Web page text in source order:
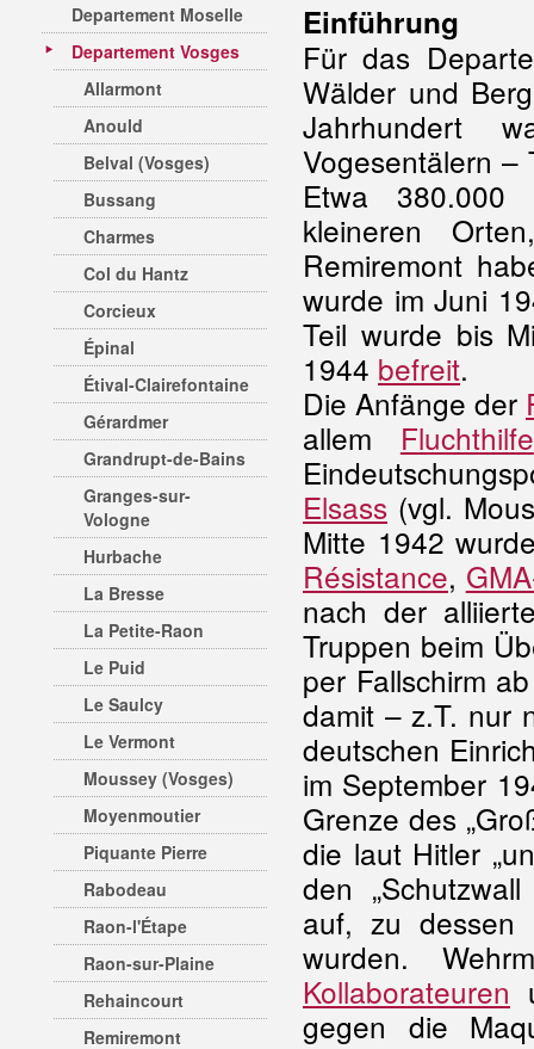
Departement Moselle
Departement Vosges
Allarmont
Anould
Belval (Vosges)
Bussang
Charmes
Col du Hantz
Corcieux
Épinal
Étival-Clairefontaine
Gérardmer
Grandrupt-de-Bains
Granges-sur-
Vologne
Hurbache
La Bresse
La Petite-Raon
Le Puid
Le Saulcy
Le Vermont
Moussey (Vosges)
Moyenmoutier
Piquante Pierre
Rabodeau
Raon-l'Étape
Raon-sur-Plaine
Rehaincourt
Remiremont
Einführung
Für das
Wälder und
Jahrhundert
Vogesentälern –
Etwa 380.000
kleineren
Remiremont
wurde im Juni
Teil wurde bis
1944 befreit.
Die Anfänge der
allem Fluchthilfe
Elsass (vgl.
Mitte 1942
Résistance,
nach der
Truppen beim
per Fallschirm
damit – z.T. nur
deutschen
im September
Grenze des
die laut Hitler
den
auf, zu dessen
wurden.
Kollaborateuren
gegen die